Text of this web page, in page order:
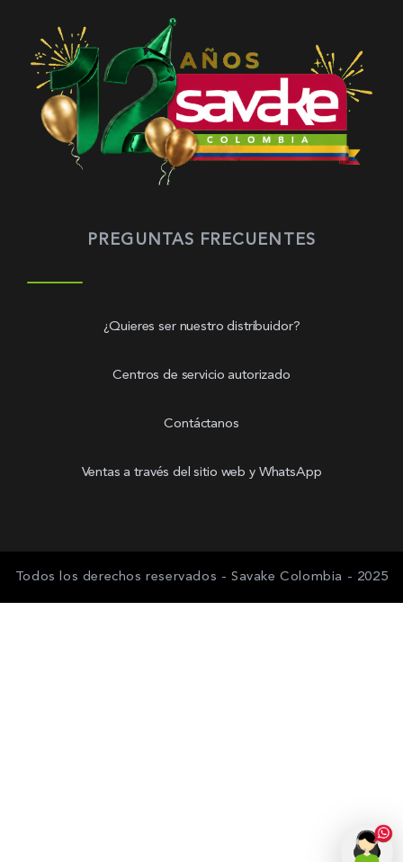
PREGUNTAS FRECUENTES
¿Quieres ser nuestro distribuidor?
Centros de servicio autorizado
Contáctanos
Ventas a través del sitio web y WhatsApp
Todos los derechos reservados - Savake Colombia - 2025